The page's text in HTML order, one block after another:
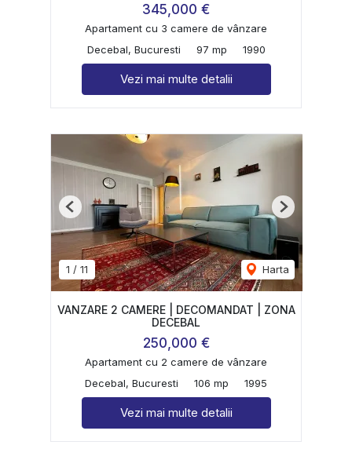
345,000 €
Apartament cu 3 camere de vânzare
Decebal, Bucuresti
97 mp 1990
Vezi mai multe detalii
1 / 11 Harta
Previous Next
VANZARE 2 CAMERE | DECOMANDAT | ZONA
DECEBAL
250,000 €
Apartament cu 2 camere de vânzare
Decebal, Bucuresti
106 mp 1995
Vezi mai multe detalii